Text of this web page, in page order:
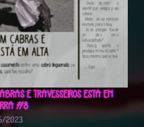
E TRAVESSEIROS ESTÁ EM
#8
2023